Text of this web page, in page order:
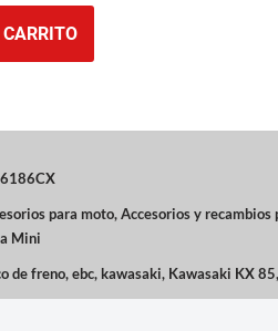
para moto,Accesorios y recambios
Mini
de freno,ebc, kawasaki, Kawasaki KX 85,